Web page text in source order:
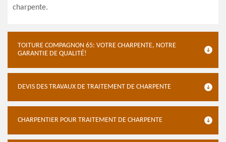
charpente.
TOITURE COMPAGNON 65: VOTRE CHARPENTE, NOTRE
GARANTIE DE QUALITÉ!
DEVIS DES TRAVAUX DE TRAITEMENT DE CHARPENTE
CHARPENTIER POUR TRAITEMENT DE CHARPENTE